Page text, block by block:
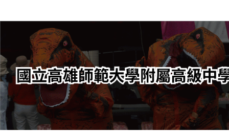
轉
要
內
容